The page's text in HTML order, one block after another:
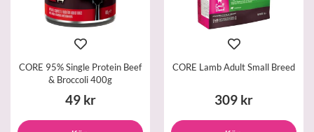
CORE 95% Single Protein Beef
& Broccoli 400g
49 kr
CORE Lamb Adult Small Breed
309 kr